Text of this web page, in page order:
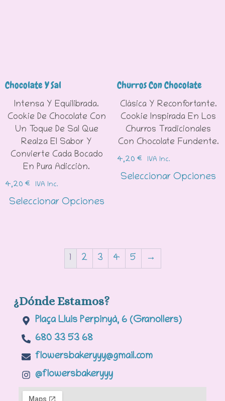
Chocolate Y Sal
Intensa Y Equilibrada.
Cookie De Chocolate Con
Un Toque De Sal Que
Realza El Sabor Y
Convierte Cada Bocado
En Pura Adicción.
4,20 € IVA Inc.
Seleccionar Opciones
Churros Con Chocolate
Clásica Y Reconfortante.
Cookie Inspirada En Los
Churros Tradicionales
Con Chocolate Fundente.
4,20 € IVA Inc.
Seleccionar Opciones
1 2 3 4 5 →
¿Dónde Estamos?
Plaça Lluis Perpinyà, 6 (Granollers)
680 33 53 68
flowersbakeryyy@gmail.com
@flowersbakeryyy